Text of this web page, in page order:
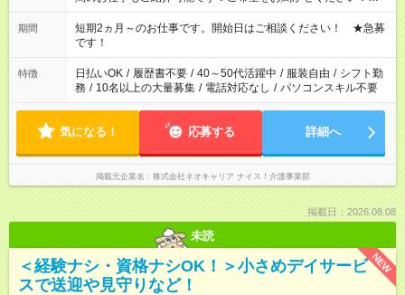
庭の都合でお休みが必要な場合も遠慮なくご相談ください。 ※
週最低15時間以上の勤務が必要です
期間
短期2ヵ月～のお仕事です。開始日はご相談ください！ ★急募
です！
特徴 日払いOK / 履歴書不要 / 40～50代活躍中 / 服装自由 / シフト勤
務 / 10名以上の大量募集 / 電話対応なし / パソコンスキル不要
気になる！ 応募する 詳細へ
掲載元企業名 株式会社ネオキャリア ナイス！介護事業部
掲載日：2026.08.08
未読
NEW
＜経験ナシ・資格ナシOK！＞小さめデイサービ
スで送迎や見守りなど！